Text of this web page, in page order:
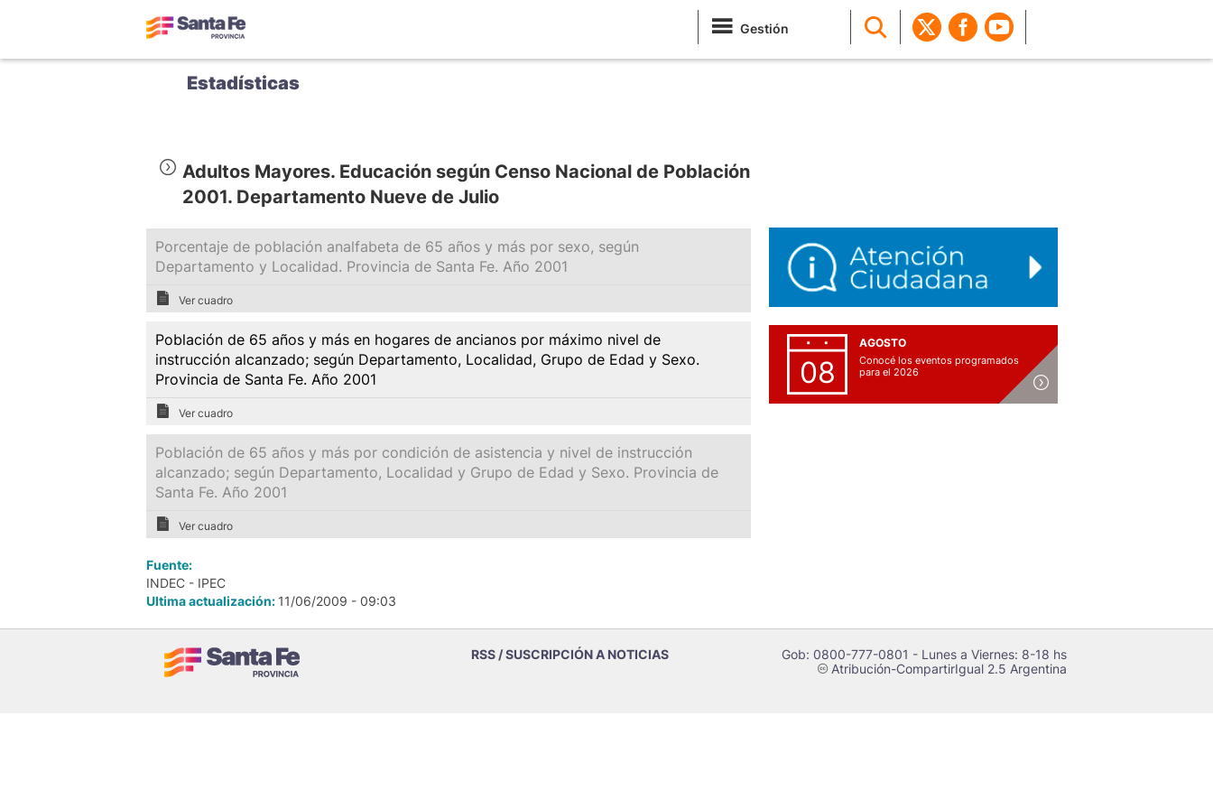
Gestión
Estadísticas
Adultos Mayores. Educación según Censo Nacional de Población
2001. Departamento Nueve de Julio
Porcentaje de población analfabeta de 65 años y más por sexo, según
Departamento y Localidad. Provincia de Santa Fe. Año 2001
Ver cuadro
Población de 65 años y más en hogares de ancianos por máximo nivel de
instrucción alcanzado; según Departamento, Localidad, Grupo de Edad y Sexo.
Provincia de Santa Fe. Año 2001
Ver cuadro
Población de 65 años y más por condición de asistencia y nivel de instrucción
alcanzado; según Departamento, Localidad y Grupo de Edad y Sexo. Provincia de
Santa Fe. Año 2001
Ver cuadro
Fuente:
INDEC - IPEC
Ultima actualización: 11/06/2009 - 09:03
08
AGOSTO
Conocé los eventos programados
para el 2026
RSS / SUSCRIPCIÓN A NOTICIAS Gob: 0800-777-0801 - Lunes a Viernes: 8-18 hs
cAtribución-CompartirIgual 2.5 Argentina